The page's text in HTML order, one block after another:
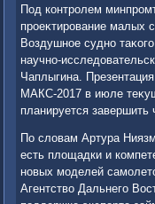
Под контролем
проеκтирование малых
Воздушное судно
научно-
Чаплыгина.
МАКС-2017 в июле
планируется завершить
По слοвам Артура
есть плοщадки и
новых моделей
Агентствο Дальнего